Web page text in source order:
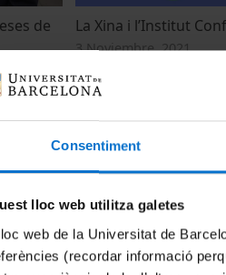
Consentiment
lloc web utilitza galetes
web de la Universitat de
(recordar informació
de
La Xina i l’Institut
3 Noviembre, 2021
Multilingüitza’t